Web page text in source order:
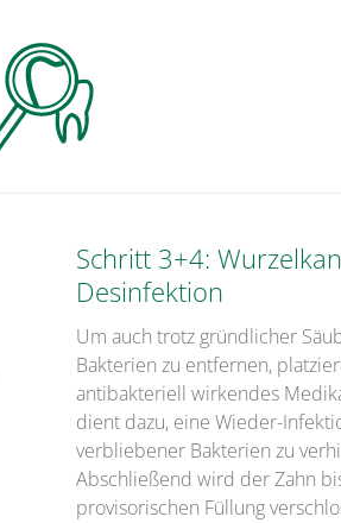
Schritt 3+4:
Desinfektion
Um auch trotz gründlicher
Bakterien zu entfernen,
antibakteriell wirkendes
dient dazu, eine Wieder-
verbliebener Bakterien zu
Abschließend wird der Zahn
provisorischen Füllung